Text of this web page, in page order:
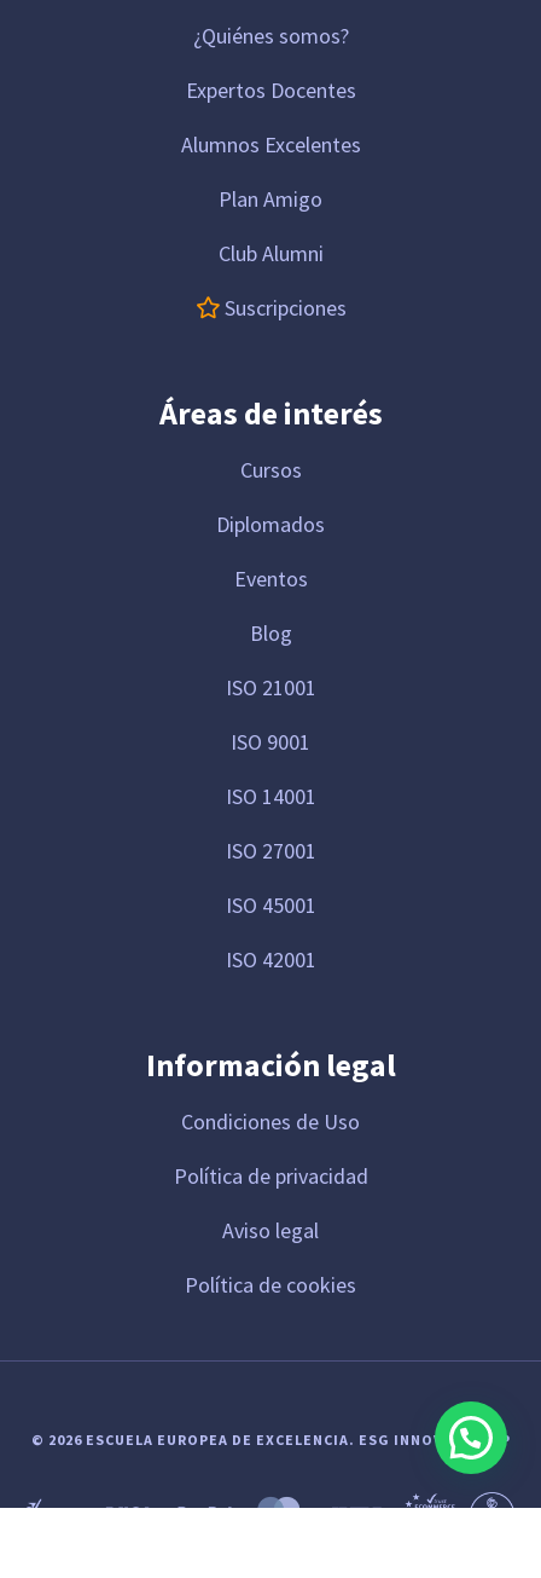
¿Quiénes somos?
Expertos Docentes
Alumnos Excelentes
Plan Amigo
Club Alumni
Suscripciones
Áreas de interés
Cursos
Diplomados
Eventos
Blog
ISO 21001
ISO 9001
ISO 14001
ISO 27001
ISO 45001
ISO 42001
Información legal
Condiciones de Uso
Política de privacidad
Aviso legal
Política de cookies
© 2026 ESCUELA EUROPEA DE EXCELENCIA. ESG INNOVA GROUP